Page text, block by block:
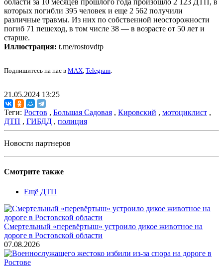
области за 10 месяцев прошлого года произошло 2 123 ДТП, в
которых погибли 395 человек и еще 2 562 получили
различные травмы. Из них по собственной неосторожности
погиб 71 пешеход, в том числе 38 — в возрасте от 50 лет и
старше.
Иллюстрация: t.me/rostovdtp
Подпишитесь на нас в MAX, Telegram.
21.05.2024 13:25
Теги: Ростов , Большая Садовая , Кировский , мотоциклист ,
ДТП , ГИБДД , полиция
Новости партнеров
Смотрите также
Ещё ДТП
Смертельный «перевёртыш» устроило дикое животное на
дороге в Ростовской области
07.08.2026